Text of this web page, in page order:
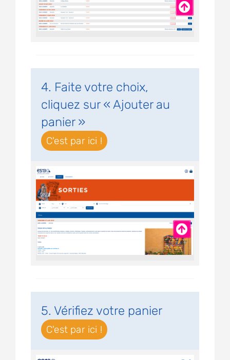
4. Faite votre choix,
cliquez sur « Ajouter au
panier »
C'est par ici !
5. Vérifiez votre panier
C'est par ici !